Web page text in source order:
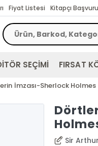
Fiyat Listesi Kitapçı
SEÇİMİ FIRSAT
İmzası-Sherlock
Sir